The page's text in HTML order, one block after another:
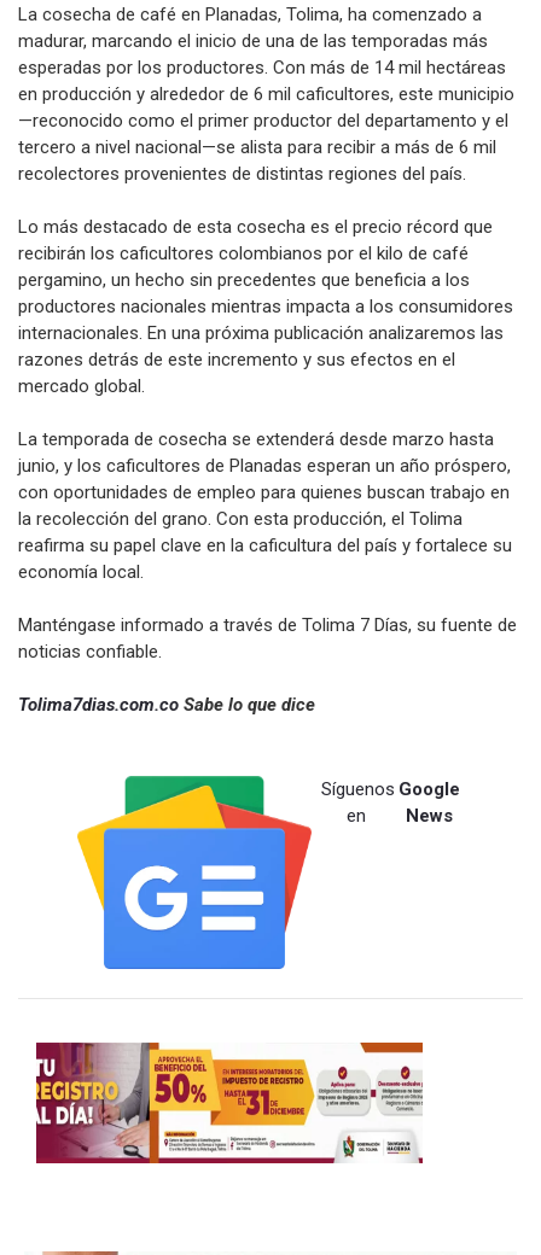
La cosecha de café en Planadas, Tolima, ha comenzado a
madurar, marcando el inicio de una de las temporadas más
esperadas por los productores. Con más de 14 mil hectáreas
en producción y alrededor de 6 mil caficultores, este municipio
—reconocido como el primer productor del departamento y el
tercero a nivel nacional—se alista para recibir a más de 6 mil
recolectores provenientes de distintas regiones del país.
Lo más destacado de esta cosecha es el precio récord que
recibirán los caficultores colombianos por el kilo de café
pergamino, un hecho sin precedentes que beneficia a los
productores nacionales mientras impacta a los consumidores
internacionales. En una próxima publicación analizaremos las
razones detrás de este incremento y sus efectos en el
mercado global.
La temporada de cosecha se extenderá desde marzo hasta
junio, y los caficultores de Planadas esperan un año próspero,
con oportunidades de empleo para quienes buscan trabajo en
la recolección del grano. Con esta producción, el Tolima
reafirma su papel clave en la caficultura del país y fortalece su
economía local.
Manténgase informado a través de Tolima 7 Días, su fuente de
noticias confiable.
Tolima7dias.com.co Sabe lo que dice
Síguenos
en
Google
News